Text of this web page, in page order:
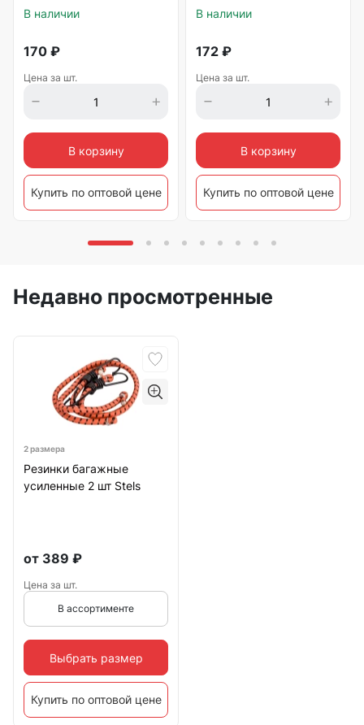
В наличии
170 ₽
Цена за шт.
В корзину
Купить по оптовой цене
В наличии
172 ₽
Цена за шт.
В корзину
Купить по оптовой цене
Недавно просмотренные
2 размера
Резинки багажные
усиленные 2 шт Stels
от 389 ₽
Цена за шт.
В ассортименте
Выбрать размер
Купить по оптовой цене